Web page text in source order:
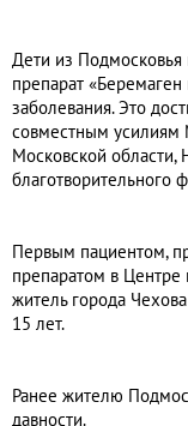
Дети из
препарат
заболевания. Это
совместным усилиям
Московской области,
благотворительного
Первым пациентом,
препаратом в Центре
житель города
15 лет.
Ранее жителю
давности.